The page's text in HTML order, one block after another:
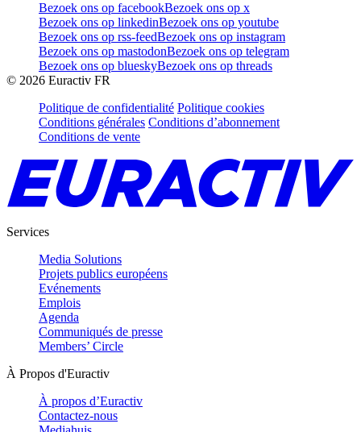
Bezoek ons op facebookBezoek ons op x
Bezoek ons op linkedinBezoek ons op youtube
Bezoek ons op rss-feedBezoek ons op instagram
Bezoek ons op mastodonBezoek ons op telegram
Bezoek ons op blueskyBezoek ons op threads
© 2026 Euractiv FR
Politique de confidentialité Politique cookies
Conditions générales Conditions d’abonnement
Conditions de vente
Services
Media Solutions
Projets publics européens
Evénements
Emplois
Agenda
Communiqués de presse
Members’ Circle
À Propos d'Euractiv
À propos d’Euractiv
Contactez-nous